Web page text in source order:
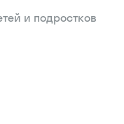
и подростков